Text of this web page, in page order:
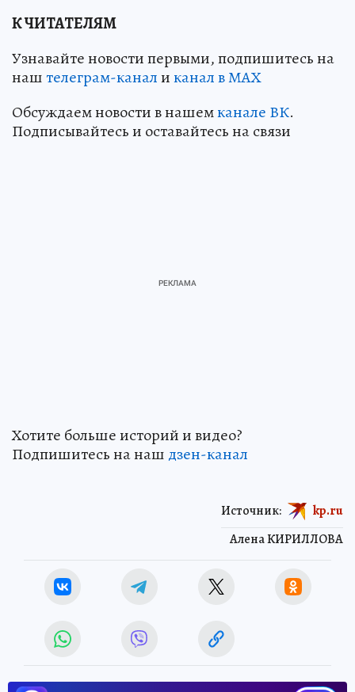
К ЧИТАТЕЛЯМ
Узнавайте новости первыми, подпишитесь на
наштелеграм-каналиканал в МАХ
Обсуждаем новости в нашемканале ВК.
Подписывайтесь и оставайтесь на связи
Хотите больше историй и видео?
Подпишитесь на наш дзен-канал
Алена КИРИЛЛОВА
Источник: kp.ru